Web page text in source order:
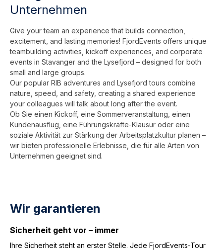
Unternehmen
Give your team an experience that builds connection,
excitement, and lasting memories! FjordEvents offers unique
teambuilding activities, kickoff experiences, and corporate
events in Stavanger and the Lysefjord – designed for both
small and large groups.
Our popular RIB adventures and Lysefjord tours combine
nature, speed, and safety, creating a shared experience
your colleagues will talk about long after the event.
Ob Sie einen Kickoff, eine Sommerveranstaltung, einen
Kundenausflug, eine Führungskräfte-Klausur oder eine
soziale Aktivität zur Stärkung der Arbeitsplatzkultur planen –
wir bieten professionelle Erlebnisse, die für alle Arten von
Unternehmen geeignet sind.
Wir garantieren
Sicherheit geht vor – immer
Ihre Sicherheit steht an erster Stelle. Jede FjordEvents-Tour